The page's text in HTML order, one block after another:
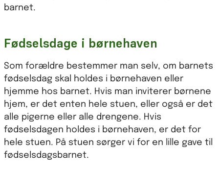
barnet.
Fødselsdage i børnehaven
Som forældre bestemmer man selv, om barnets
fødselsdag skal holdes i børnehaven eller
hjemme hos barnet. Hvis man inviterer børnene
hjem, er det enten hele stuen, eller også er det
alle pigerne eller alle drengene. Hvis
fødselsdagen holdes i børnehaven, er det for
hele stuen. På stuen sørger vi for en lille gave til
fødselsdagsbarnet.